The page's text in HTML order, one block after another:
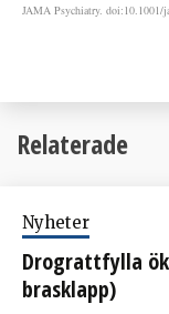
JAMA Psychiatry. doi:10.1001/
Relaterade
Nyheter
Drograttfylla
brasklapp)